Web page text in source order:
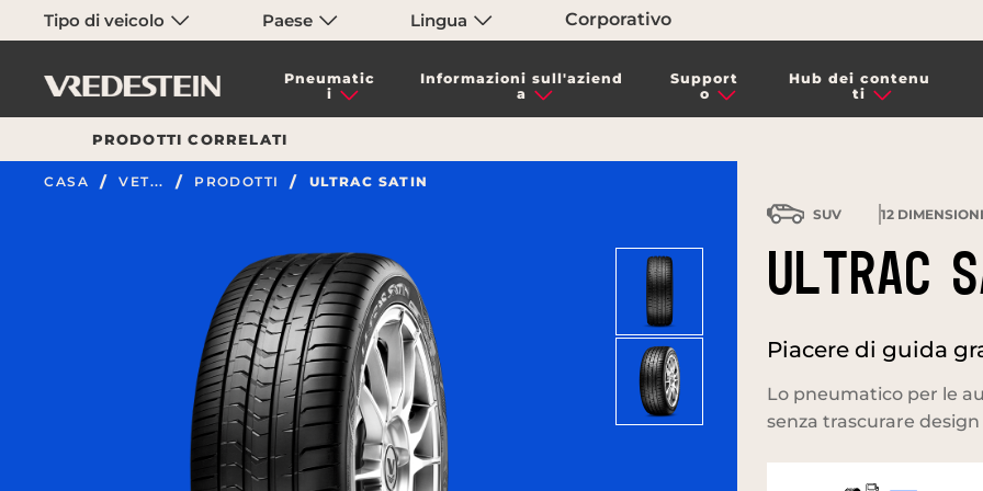
Tipo di veicolo Paese Lingua Corporativo
Pneumatic
i
Informazioni sull'aziend
a
Support
o
Hub dei contenu
ti
PRODOTTI CORRELATI
CASA VET... PRODOTTI ULTRAC SATIN
SUV 12
ULTRAC
Piacere di guida
Lo pneumatico per le
senza trascurare